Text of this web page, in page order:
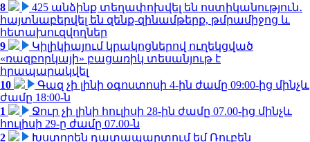
8
425 անձինք տեղափոխվել են ոստիկանություն․
հայտնաբերվել են զենք-զինամթերք, թմրամիջոց և
հետախուզվողներ
9
Կիլիկիայում կրակոցներով ուղեկցված
«ռազբորկայի» բացառիկ տեսանյութ է
հրապարակվել
10
Գազ չի լինի օգոստոսի 4-ին ժամը 09:00-ից մինչև
ժամը 18:00-ն
1
Ջուր չի լինի հուլիսի 28-ին ժամը 07.00-ից մինչև
հուլիսի 29-ը ժամը 07.00-ն
2
Խստորեն դատապարտում եմ Ռուբեն